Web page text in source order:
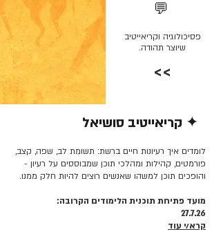
💬
פסיכולוגיה וקריאייטיב
שיוצר תהודה.
>>
✦ קריאייטיב סושיאל
לומדים איך רעיונות חיים ברשת: תשומת לב, שפה, קצב,
פורמטים, קהילות ומהלכי תוכן שמבוססים על רעיון -
והופכים תוכן למשהו שאנשים רוצים להיות חלק ממנו.
מועד פתיחת תוכנית הלימודים הקרובה:
27.7.26
קרא/י עוד